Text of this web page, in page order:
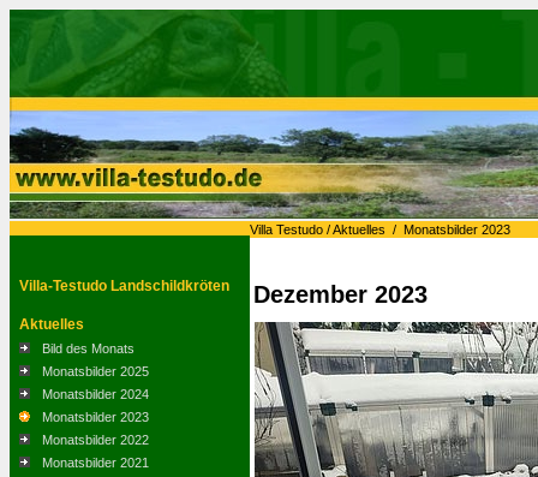
Villa Testudo /Aktuelles / Monatsbilder 2023
Villa-Testudo Landschildkröten
Aktuelles
Bild des Monats
Monatsbilder 2025
Monatsbilder 2024
Monatsbilder 2023
Monatsbilder 2022
Monatsbilder 2021
Dezember 2023